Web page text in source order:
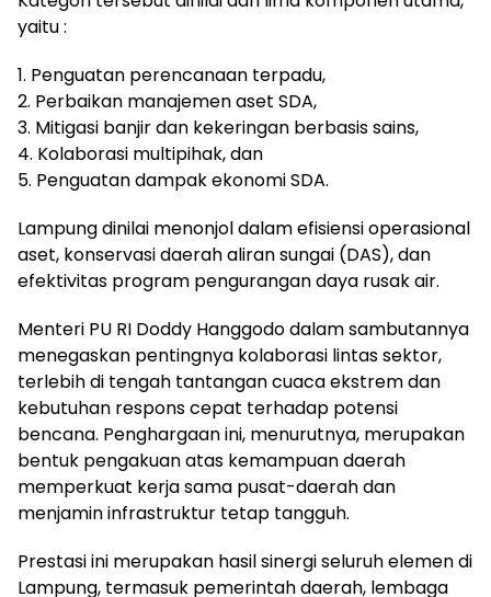
yaitu :
1. Penguatan perencanaan terpadu,
2. Perbaikan manajemen aset SDA,
3. Mitigasi banjir dan kekeringan berbasis sains,
4. Kolaborasi multipihak, dan
5. Penguatan dampak ekonomi SDA.
Lampung dinilai menonjol dalam efisiensi operasional
aset, konservasi daerah aliran sungai (DAS), dan
efektivitas program pengurangan daya rusak air.
Menteri PU RI Doddy Hanggodo dalam sambutannya
menegaskan pentingnya kolaborasi lintas sektor,
terlebih di tengah tantangan cuaca ekstrem dan
kebutuhan respons cepat terhadap potensi
bencana. Penghargaan ini, menurutnya, merupakan
bentuk pengakuan atas kemampuan daerah
memperkuat kerja sama pusat-daerah dan
menjamin infrastruktur tetap tangguh.
Prestasi ini merupakan hasil sinergi seluruh elemen di
Lampung, termasuk pemerintah daerah, lembaga